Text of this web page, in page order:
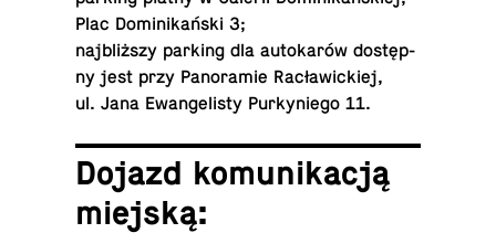
Plac Do­mi­ni­kań­ski 3;
naj­bliż­szy parking dla au­to­ka­rów do­stęp­
ny jest przy Pa­no­ra­mie Ra­cła­wic­kiej,
ul. Jana Ewan­ge­li­sty Pur­ky­nie­go 11.
Dojazd ko­mu­ni­ka­cją
miejską: